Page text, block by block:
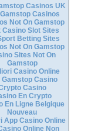
Casinos UK
Casinos
Not On Gamstop
Casino Slot Sites
Betting Sites
Not On Gamstop
Sites Not On
Gamstop
Casino Online
Gamstop Casino
Casino
En Crypto
En Ligne Belgique
Nouveau
App Casino Online
Online Non